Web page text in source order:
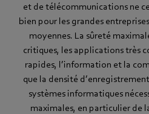
et de télécommunications ne
bien pour les grandes
moyennes. La sûreté
critiques, les applications très
rapides, l’information et la
que la densité
systèmes informatiques
maximales, en particulier de